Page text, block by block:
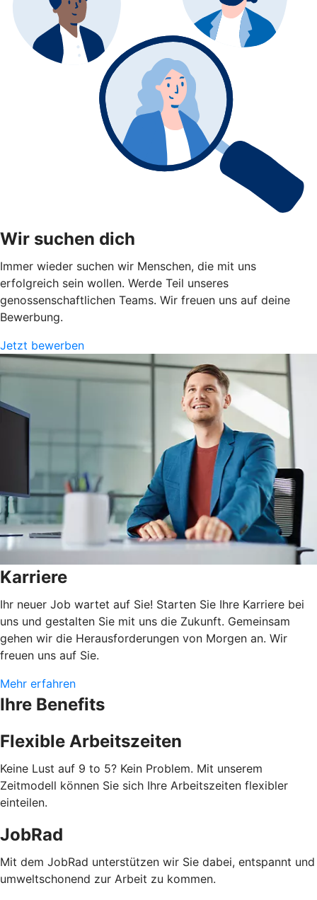
Wir suchen dich
Immer wieder suchen wir Menschen, die mit uns
erfolgreich sein wollen. Werde Teil unseres
genossenschaftlichen Teams. Wir freuen uns auf deine
Bewerbung.
Jetzt bewerben
Karriere
Ihr neuer Job wartet auf Sie! Starten Sie Ihre Karriere bei
uns und gestalten Sie mit uns die Zukunft. Gemeinsam
gehen wir die Herausforderungen von Morgen an. Wir
freuen uns auf Sie.
Mehr erfahren
Ihre Benefits
Flexible Arbeitszeiten
Keine Lust auf 9 to 5? Kein Problem. Mit unserem
Zeitmodell können Sie sich Ihre Arbeitszeiten flexibler
einteilen.
JobRad
Mit dem JobRad unterstützen wir Sie dabei, entspannt und
umweltschonend zur Arbeit zu kommen.